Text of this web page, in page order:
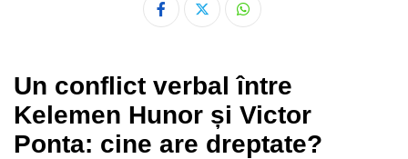
Whatsapp
Un conflict verbal între
Kelemen Hunor și Victor
Ponta: cine are dreptate?